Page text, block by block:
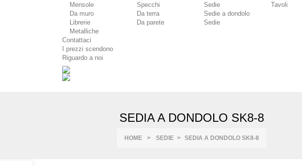
Mensole
Da muro
Librerie
Metalliche
Specchi
Da terra
Da parete
Sedie
Sedie a dondolo
Sedie
Tavoli
Contattaci
I prezzi scendono
Riguardo a noi
SEDIA A DONDOLO SK8-8
HOME > SEDIE > SEDIA A DONDOLO SK8-8